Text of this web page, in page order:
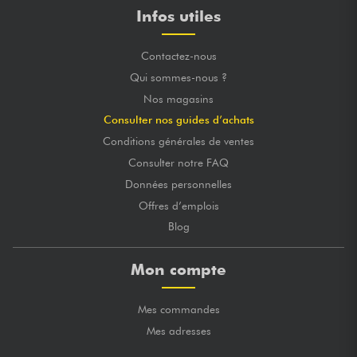
Infos utiles
Contactez-nous
Qui sommes-nous ?
Nos magasins
Consulter nos guides d’achats
Conditions générales de ventes
Consulter notre FAQ
Données personnelles
Offres d’emplois
Blog
Mon compte
Mes commandes
Mes adresses